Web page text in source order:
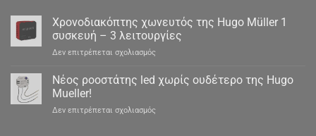
Χρονοδιακόπτης χωνευτός της Hugo Müller 1
συσκευή – 3 λειτουργίες
Δεν επιτρέπεται σχολιασμόςστο
χωνευτός
της
Müller
Νέος ροοστάτης led χωρίς ουδέτερο της Hugo
Mueller!
Δεν επιτρέπεται σχολιασμόςστο